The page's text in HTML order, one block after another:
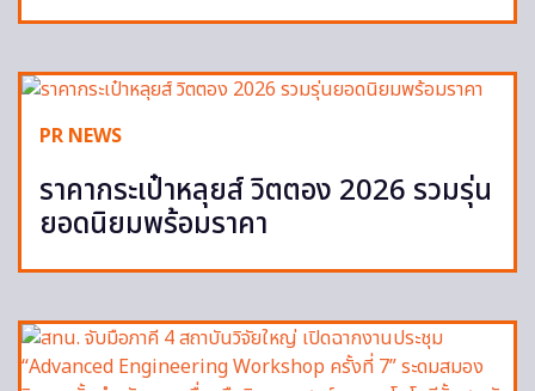
PR NEWS
ราคากระเป๋าหลุยส์ วิตตอง 2026 รวมรุ่น
ยอดนิยมพร้อมราคา